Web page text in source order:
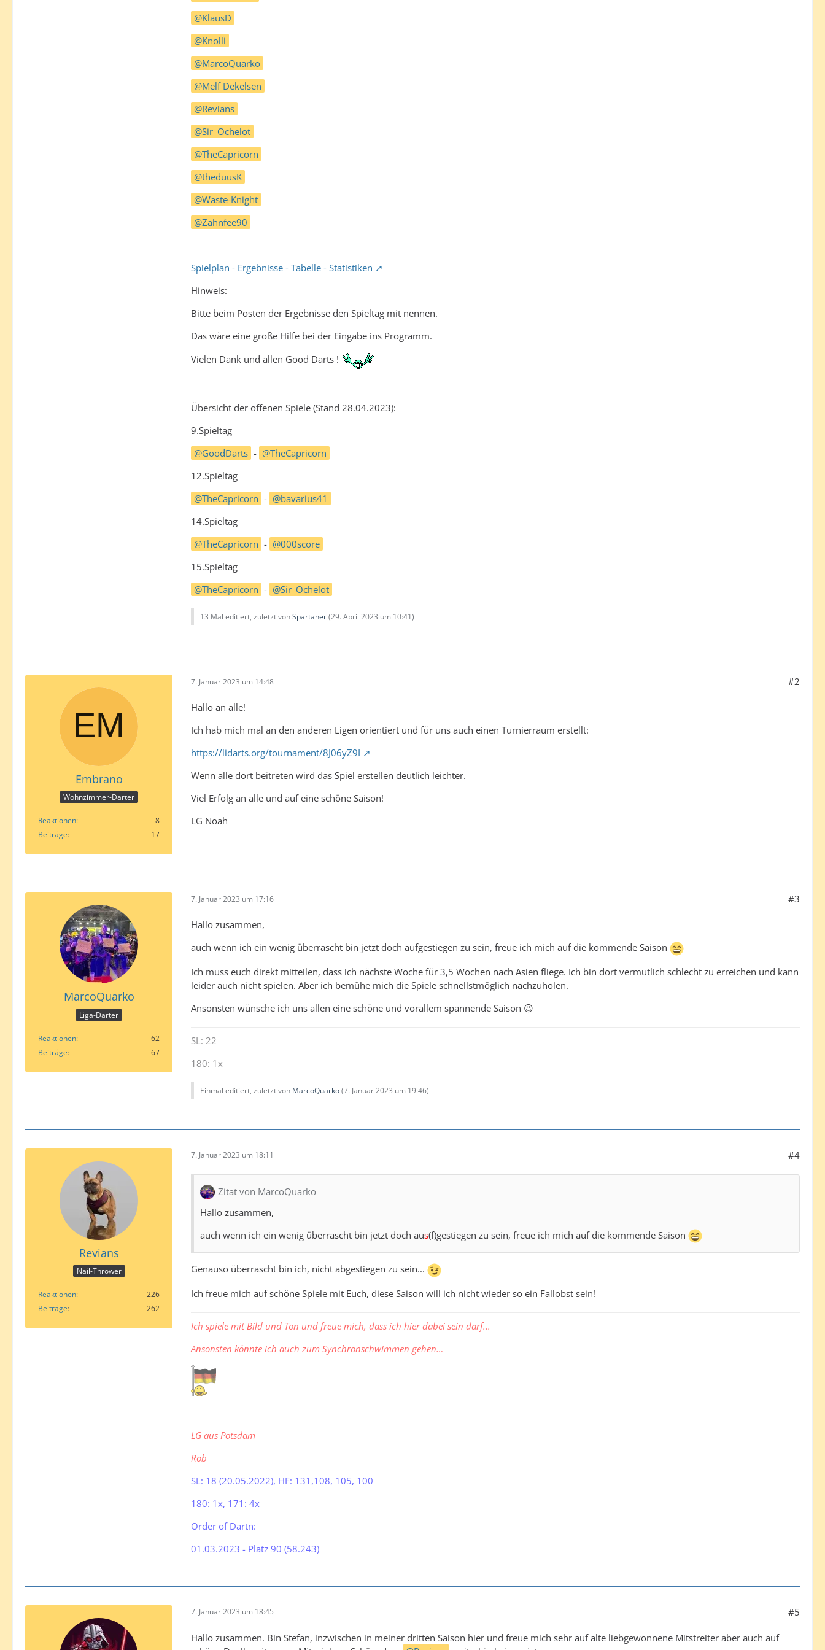
KlausD
Knolli
MarcoQuarko
Melf Dekelsen
Revians
Sir_Ochelot
TheCapricorn
theduusK
Waste-Knight
Zahnfee90
Spielplan - Ergebnisse - Tabelle - Statistiken
Hinweis:
Bitte beim Posten der Ergebnisse den Spieltag mit nennen.
Das wäre eine große Hilfe bei der Eingabe ins Programm.
Vielen Dank und allen Good Darts !
Übersicht der offenen Spiele (Stand 28.04.2023):
9.Spieltag
GoodDarts -
TheCapricorn
12.Spieltag
TheCapricorn -
bavarius41
14.Spieltag
TheCapricorn -
000score
15.Spieltag
TheCapricorn - Sir_Ochelot
13 Mal editiert, zuletzt vonSpartaner(29. April 2023 um 10:41)
Embrano
Wohnzimmer-Darter
Reaktionen
8
Beiträge
17
7. Januar 2023 um 14:48 #2
Hallo an alle!
Ich hab mich mal an den anderen Ligen orientiert und für uns auch einen Turnierraum erstellt:
https://lidarts.org/tournament/8J06yZ9I
Wenn alle dort beitreten wird das Spiel erstellen deutlich leichter.
Viel Erfolg an alle und auf eine schöne Saison!
LG Noah
MarcoQuarko
Liga-Darter
Reaktionen
62
Beiträge
67
7. Januar 2023 um 17:16 #3
Hallo zusammen,
auch wenn ich ein wenig überrascht bin jetzt doch aufgestiegen zu sein, freue ich mich auf die kommende Saison
Ich muss euch direkt mitteilen, dass ich nächste Woche für 3,5 Wochen nach Asien fliege. Ich bin dort vermutlich schlecht zu erreichen und kann
leider auch nicht spielen. Aber ich bemühe mich die Spiele schnellstmöglich nachzuholen.
Ansonsten wünsche ich uns allen eine schöne und vorallem spannende Saison 😉
SL: 22
180: 1x
Einmal editiert, zuletzt von MarcoQuarko(7. Januar 2023 um 19:46)
Revians
Nail-Thrower
Reaktionen
226
Beiträge
262
7. Januar 2023 um 18:11 #4
Zitat von MarcoQuarko
Hallo zusammen,
auch wenn ich ein wenig überrascht bin jetzt doch aus(f)gestiegen zu sein, freue ich mich auf die kommende Saison
Genauso überrascht bin ich, nicht abgestiegen zu sein...
Ich freue mich auf schöne Spiele mit Euch, diese Saison will ich nicht wieder so ein Fallobst sein!
Ich spiele mit Bild und Ton und freue mich, dass ich hier dabei sein darf...
Ansonsten könnte ich auch zum Synchronschwimmen gehen…
LG aus Potsdam
Rob
SL: 18 (20.05.2022), HF: 131,108, 105, 100
180: 1x, 171: 4x
Order of Dartn:
01.03.2023 - Platz 90 (58.243)
7. Januar 2023 um 18:45 #5
Hallo zusammen. Bin Stefan, inzwischen in meiner dritten Saison hier und freue mich sehr auf alte liebgewonnene Mitstreiter aber auch auf